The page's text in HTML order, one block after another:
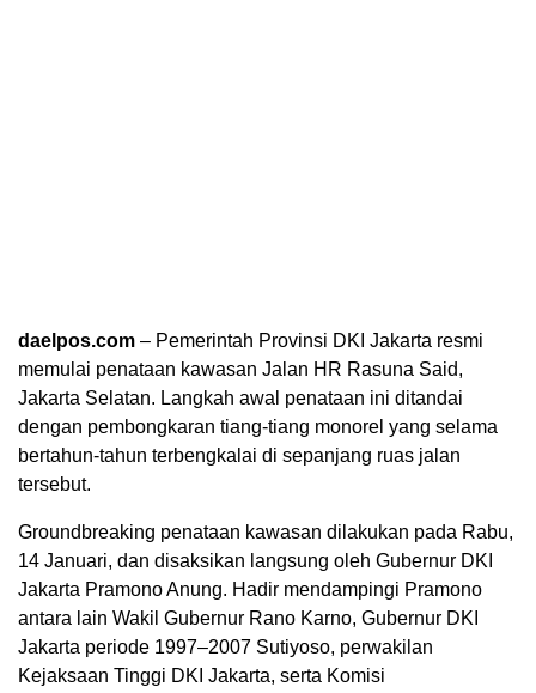
daelpos.com – Pemerintah Provinsi DKI Jakarta resmi
memulai penataan kawasan Jalan HR Rasuna Said,
Jakarta Selatan. Langkah awal penataan ini ditandai
dengan pembongkaran tiang-tiang monorel yang selama
bertahun-tahun terbengkalai di sepanjang ruas jalan
tersebut.
Groundbreaking penataan kawasan dilakukan pada Rabu,
14 Januari, dan disaksikan langsung oleh Gubernur DKI
Jakarta Pramono Anung. Hadir mendampingi Pramono
antara lain Wakil Gubernur Rano Karno, Gubernur DKI
Jakarta periode 1997–2007 Sutiyoso, perwakilan
Kejaksaan Tinggi DKI Jakarta, serta Komisi